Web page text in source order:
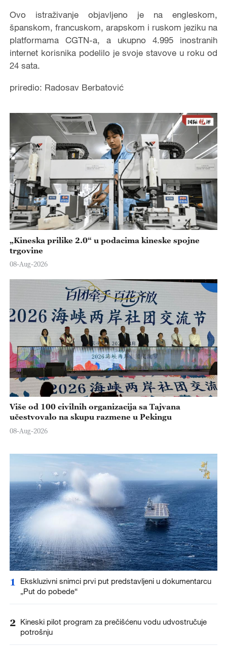
Ovo istraživanje objavljeno je na engleskom,
španskom, francuskom, arapskom i ruskom jeziku na
platformama CGTN-a, a ukupno 4.995 inostranih
internet korisnika podelilo je svoje stavove u roku od
24 sata.
priredio: Radosav Berbatović
„Kineska prilike 2.0“ u podacima kineske spojne
trgovine
08-Aug-2026
Više od 100 civilnih organizacija sa Tajvana
učestvovalo na skupu razmene u Pekingu
08-Aug-2026
1
Ekskluzivni snimci prvi put predstavljeni u dokumentarcu
„Put do pobede“
2 Kineski pilot program za prečišćenu vodu udvostručuje
potrošnju